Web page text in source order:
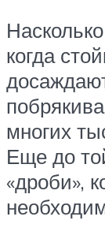
когда
многих
Еще до
«дроби»,